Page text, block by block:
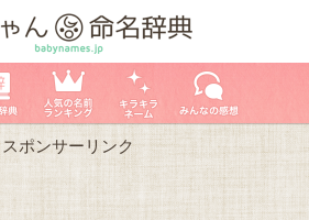
スポンサーリンク